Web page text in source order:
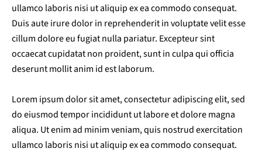
ullamco laboris nisi ut aliquip ex ea commodo consequat.
Duis aute irure dolor in reprehenderit in voluptate velit esse
cillum dolore eu fugiat nulla pariatur. Excepteur sint
occaecat cupidatat non proident, sunt in culpa qui officia
deserunt mollit anim id est laborum.
Lorem ipsum dolor sit amet, consectetur adipiscing elit, sed
do eiusmod tempor incididunt ut labore et dolore magna
aliqua. Ut enim ad minim veniam, quis nostrud exercitation
ullamco laboris nisi ut aliquip ex ea commodo consequat.